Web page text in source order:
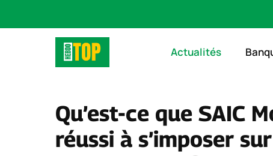
Actualités
Qu’est-ce que SAIC
réussi à s’imposer